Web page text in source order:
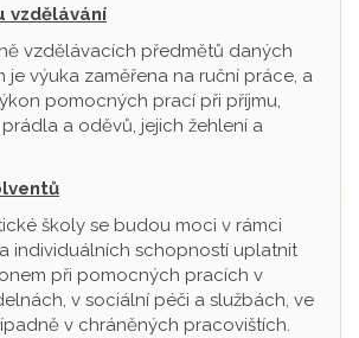
vzdělávání
vzdělávacích předmětů daných
je výuka zaměřena na ruční práce, a
pomocných prací při příjmu,
a oděvů, jejich žehlení a
školy se budou moci v rámci
individuálních schopností uplatnit
při pomocných pracích v
v sociální péči a službách, ve
v chráněných pracovištích.